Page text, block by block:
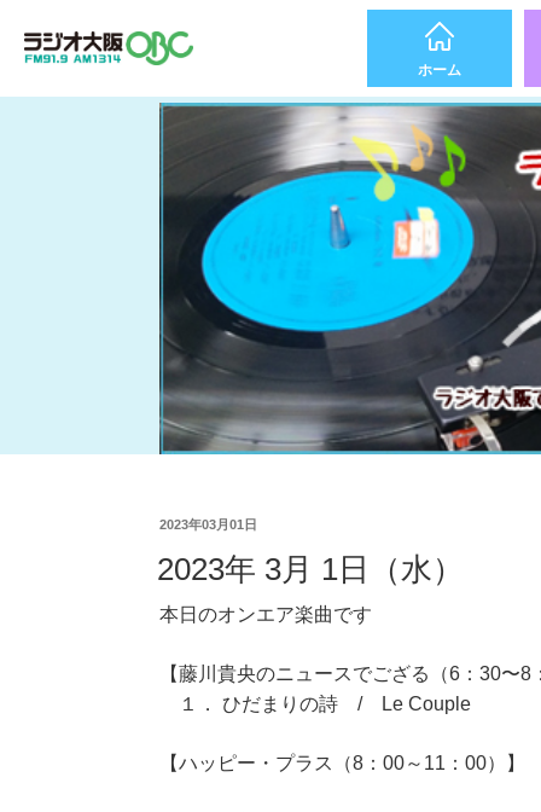
ホーム
2023年03月01日
2023年 3月 1日（水）
本日のオンエア楽曲です
【藤川貴央のニュースでござる（6：30〜8
１． ひだまりの詩 / Le Couple
【ハッピー・プラス（8：00～11：00）】